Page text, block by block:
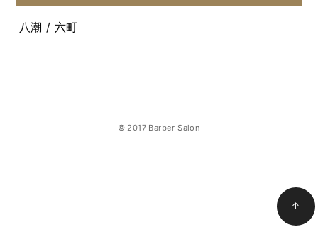
八潮 / 六町
© 2017 Barber Salon
↑